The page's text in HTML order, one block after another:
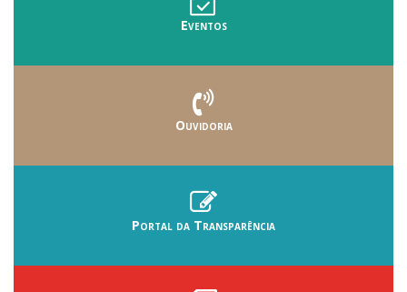
Eventos
Ouvidoria
Portal da Transparência